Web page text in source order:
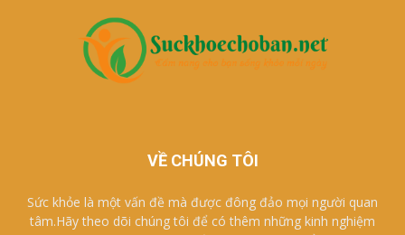
VỀ CHÚNG TÔI
Sức khỏe là một vấn đề mà được đông đảo mọi người quan
tâm.Hãy theo dõi chúng tôi để có thêm những kinh nghiệm